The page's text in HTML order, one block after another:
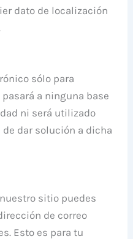
dato de localización
sólo para
a ninguna base
ni será utilizado
dar solución a dicha
sitio puedes
de correo
Esto es para tu